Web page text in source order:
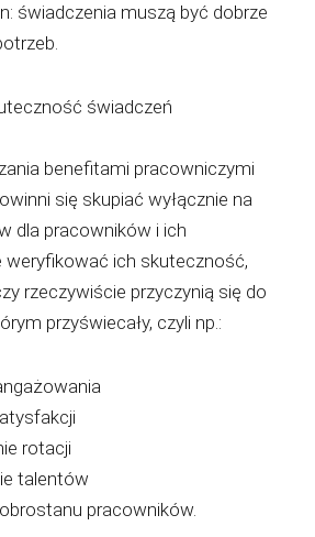
świadczenia muszą być dobrze
świadczeń
benefitami pracowniczymi
się skupiać wyłącznie na
dla pracowników i ich
weryfikować ich skuteczność,
rzeczywiście przyczynią się do
przyświecały, czyli np.:
rotacji
talentów
pracowników.